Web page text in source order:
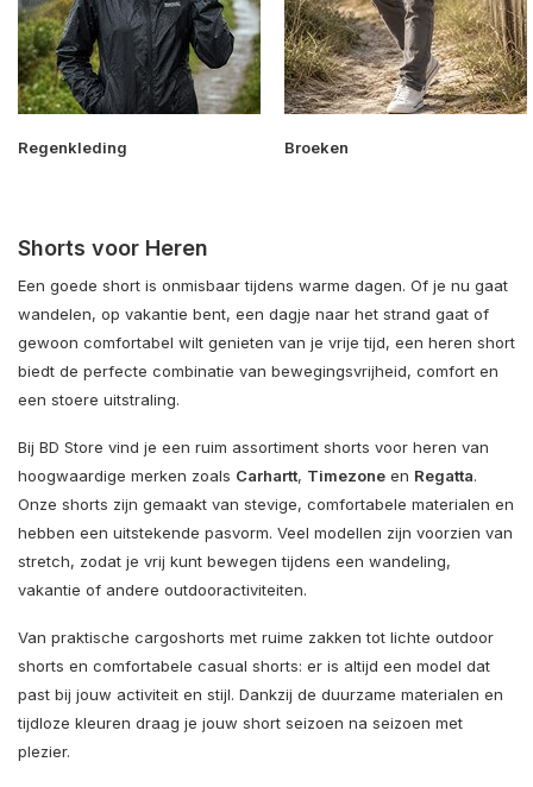
Regenkleding Broeken
Shorts voor Heren
Een goede short is onmisbaar tijdens warme dagen. Of je nu gaat
wandelen, op vakantie bent, een dagje naar het strand gaat of
gewoon comfortabel wilt genieten van je vrije tijd, een heren short
biedt de perfecte combinatie van bewegingsvrijheid, comfort en
een stoere uitstraling.
Bij BD Store vind je een ruim assortiment shorts voor heren van
hoogwaardige merken zoals Carhartt, Timezone en Regatta.
Onze shorts zijn gemaakt van stevige, comfortabele materialen en
hebben een uitstekende pasvorm. Veel modellen zijn voorzien van
stretch, zodat je vrij kunt bewegen tijdens een wandeling,
vakantie of andere outdooractiviteiten.
Van praktische cargoshorts met ruime zakken tot lichte outdoor
shorts en comfortabele casual shorts: er is altijd een model dat
past bij jouw activiteit en stijl. Dankzij de duurzame materialen en
tijdloze kleuren draag je jouw short seizoen na seizoen met
plezier.